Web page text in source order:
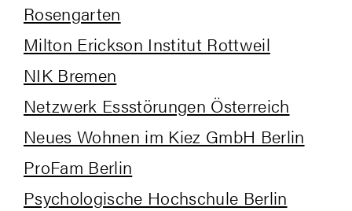
Rosengarten
Mil­ton Erick­son Insti­tut Rottweil
NIK Bre­men
Netz­werk Ess­stö­run­gen Österreich
Neu­es Woh­nen im Kiez GmbH Berlin
Pro­Fam Berlin
Psy­cho­lo­gi­sche Hoch­schu­le Berlin